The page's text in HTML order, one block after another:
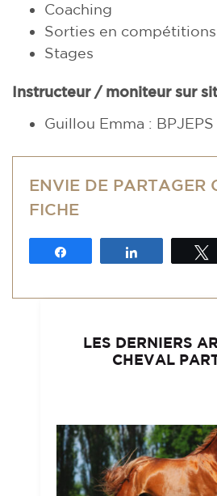
Coaching
Sorties en compétitions
Stages
Instructeur / moniteur sur
Guillou Emma :
ENVIE DE PARTAGER
FICHE
LES DERNIERS
CHEVAL